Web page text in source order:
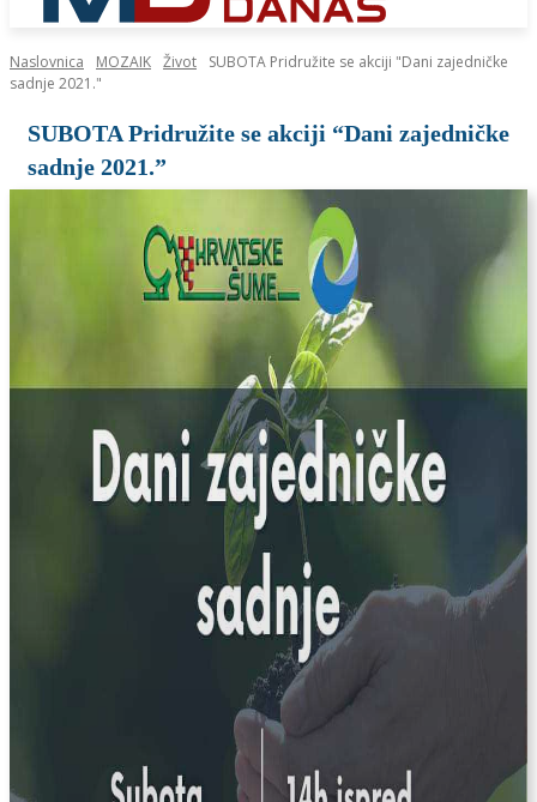
Naslovnica MOZAIK Život
SUBOTA Pridružite se akciji "Dani zajedničke
sadnje 2021."
SUBOTA Pridružite se akciji “Dani zajedničke
sadnje 2021.”